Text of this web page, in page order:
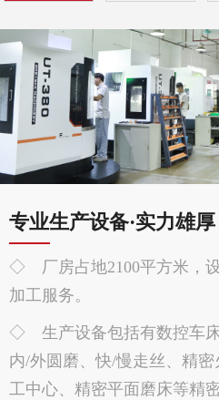
专业生产设备·实力雄厚
◇ 厂房占地2100平方米，
加工服务。
◇ 生产设备包括有数控车床
内/外圆磨、快/慢走丝、精
工中心、精密平面磨床等精